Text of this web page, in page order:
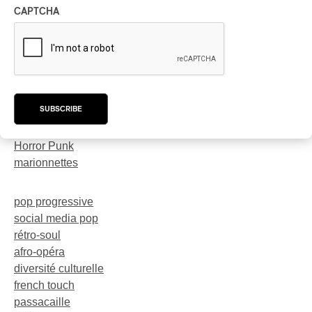
SLACKER
Creative Music
festival
trompette
dark-rave
Horror Punk
marionnettes
pop progressive
social media pop
rétro-soul
afro-opéra
diversité culturelle
french touch
passacaille
CAPTCHA
SUBSCRIBE